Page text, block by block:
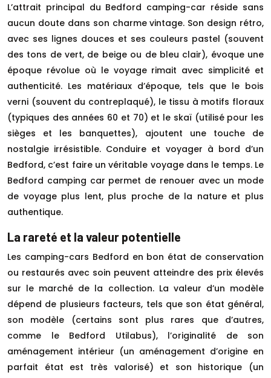
L’attrait principal du Bedford camping-car réside sans
aucun doute dans son charme vintage. Son design rétro,
avec ses lignes douces et ses couleurs pastel (souvent
des tons de vert, de beige ou de bleu clair), évoque une
époque révolue où le voyage rimait avec simplicité et
authenticité. Les matériaux d’époque, tels que le bois
verni (souvent du contreplaqué), le tissu à motifs floraux
(typiques des années 60 et 70) et le skaï (utilisé pour les
sièges et les banquettes), ajoutent une touche de
nostalgie irrésistible. Conduire et voyager à bord d’un
Bedford, c’est faire un véritable voyage dans le temps. Le
Bedford camping car permet de renouer avec un mode
de voyage plus lent, plus proche de la nature et plus
authentique.
La rareté et la valeur potentielle
Les camping-cars Bedford en bon état de conservation
ou restaurés avec soin peuvent atteindre des prix élevés
sur le marché de la collection. La valeur d’un modèle
dépend de plusieurs facteurs, tels que son état général,
son modèle (certains sont plus rares que d’autres,
comme le Bedford Utilabus), l’originalité de son
aménagement intérieur (un aménagement d’origine en
parfait état est très valorisé) et son historique (un